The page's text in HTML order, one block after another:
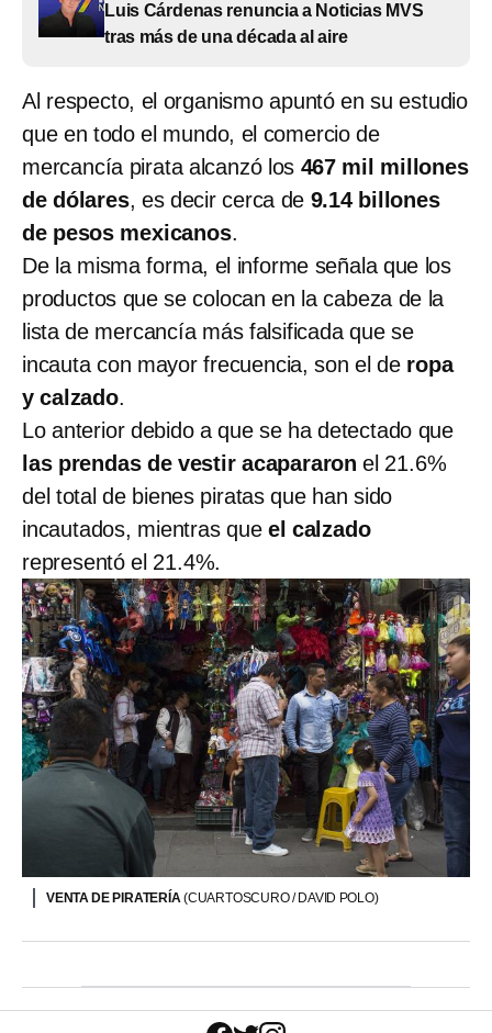
Luis Cárdenas renuncia a Noticias MVS
tras más de una década al aire
Al respecto, el organismo apuntó en su estudio
que en todo el mundo, el comercio de
mercancía pirata alcanzó los 467 mil millones
de dólares, es decir cerca de 9.14 billones
de pesos mexicanos.
De la misma forma, el informe señala que los
productos que se colocan en la cabeza de la
lista de mercancía más falsificada que se
incauta con mayor frecuencia, son el de ropa
y calzado.
Lo anterior debido a que se ha detectado que
las prendas de vestir acapararon el 21.6%
del total de bienes piratas que han sido
incautados, mientras que el calzado
representó el 21.4%.
VENTA DE PIRATERÍA (CUARTOSCURO / DAVID POLO)